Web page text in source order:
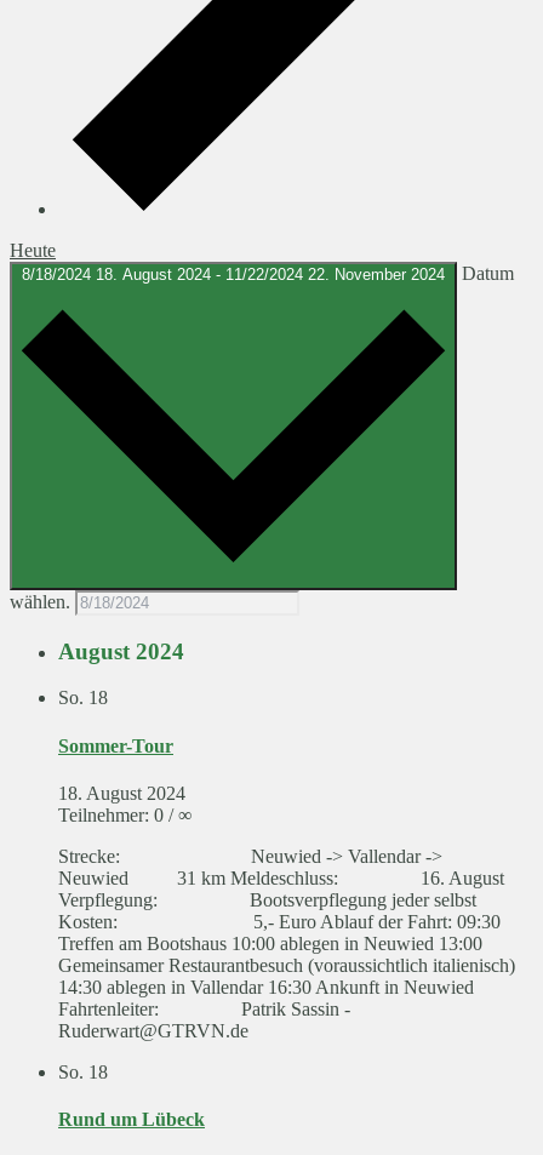
Heute
8/18/2024 18. August 2024 - 11/22/2024 22. November 2024 Datum
wählen.
August 2024
So. 18
Sommer-Tour
18. August 2024
Teilnehmer: 0 / ∞
Strecke: Neuwied -> Vallendar ->
Neuwied 31 km Meldeschluss: 16. August
Verpflegung: Bootsverpflegung jeder selbst
Kosten: 5,- Euro Ablauf der Fahrt: 09:30
Treffen am Bootshaus 10:00 ablegen in Neuwied 13:00
Gemeinsamer Restaurantbesuch (voraussichtlich italienisch)
14:30 ablegen in Vallendar 16:30 Ankunft in Neuwied
Fahrtenleiter: Patrik Sassin -
Ruderwart@GTRVN.de
So. 18
Rund um Lübeck